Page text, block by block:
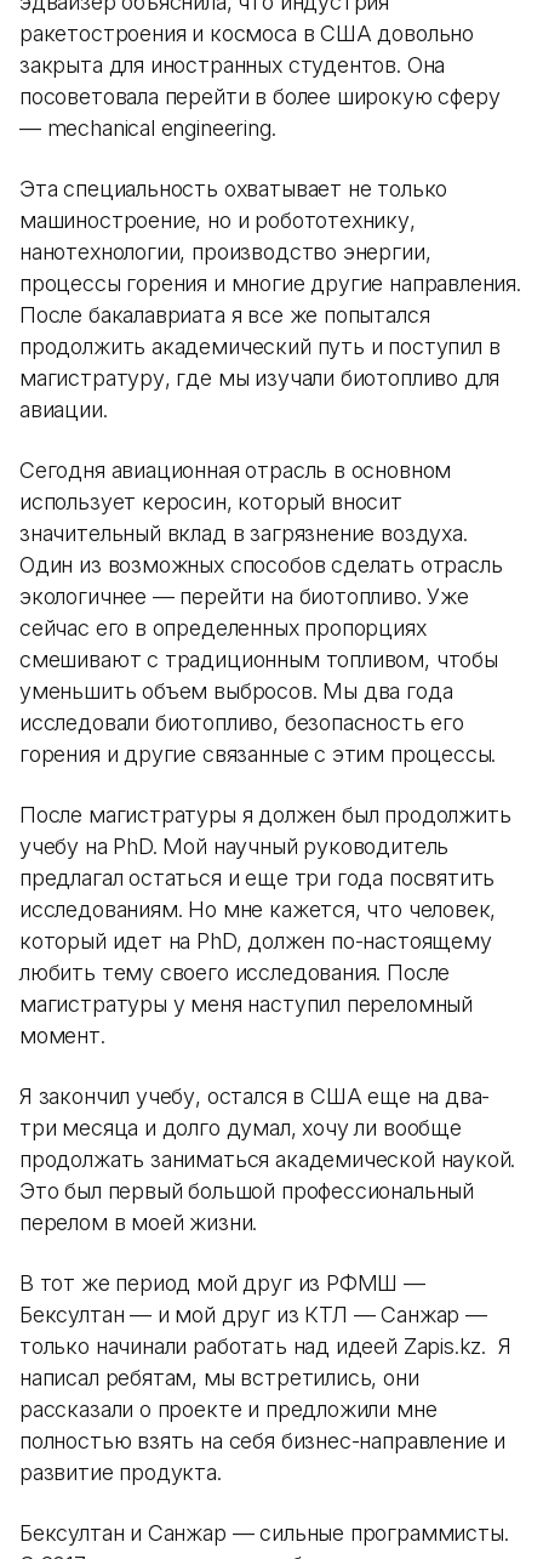
ракетостроения и космоса в США довольно
закрыта для иностранных студентов. Она
посоветовала перейти в более широкую сферу
— mechanical engineering.
Эта специальность охватывает не только
машиностроение, но и робототехнику,
нанотехнологии, производство энергии,
процессы горения и многие другие направления.
После бакалавриата я все же попытался
продолжить академический путь и поступил в
магистратуру, где мы изучали биотопливо для
авиации.
Сегодня авиационная отрасль в основном
использует керосин, который вносит
значительный вклад в загрязнение воздуха.
Один из возможных способов сделать отрасль
экологичнее — перейти на биотопливо. Уже
сейчас его в определенных пропорциях
смешивают с традиционным топливом, чтобы
уменьшить объем выбросов. Мы два года
исследовали биотопливо, безопасность его
горения и другие связанные с этим процессы.
После магистратуры я должен был продолжить
учебу на PhD. Мой научный руководитель
предлагал остаться и еще три года посвятить
исследованиям. Но мне кажется, что человек,
который идет на PhD, должен по-настоящему
любить тему своего исследования. После
магистратуры у меня наступил переломный
момент.
Я закончил учебу, остался в США еще на два-
три месяца и долго думал, хочу ли вообще
продолжать заниматься академической наукой.
Это был первый большой профессиональный
перелом в моей жизни.
В тот же период мой друг из РФМШ —
Бексултан — и мой друг из КТЛ — Санжар —
только начинали работать над идеей Zapis.kz. Я
написал ребятам, мы встретились, они
рассказали о проекте и предложили мне
полностью взять на себя бизнес-направление и
развитие продукта.
Бексултан и Санжар — сильные программисты.